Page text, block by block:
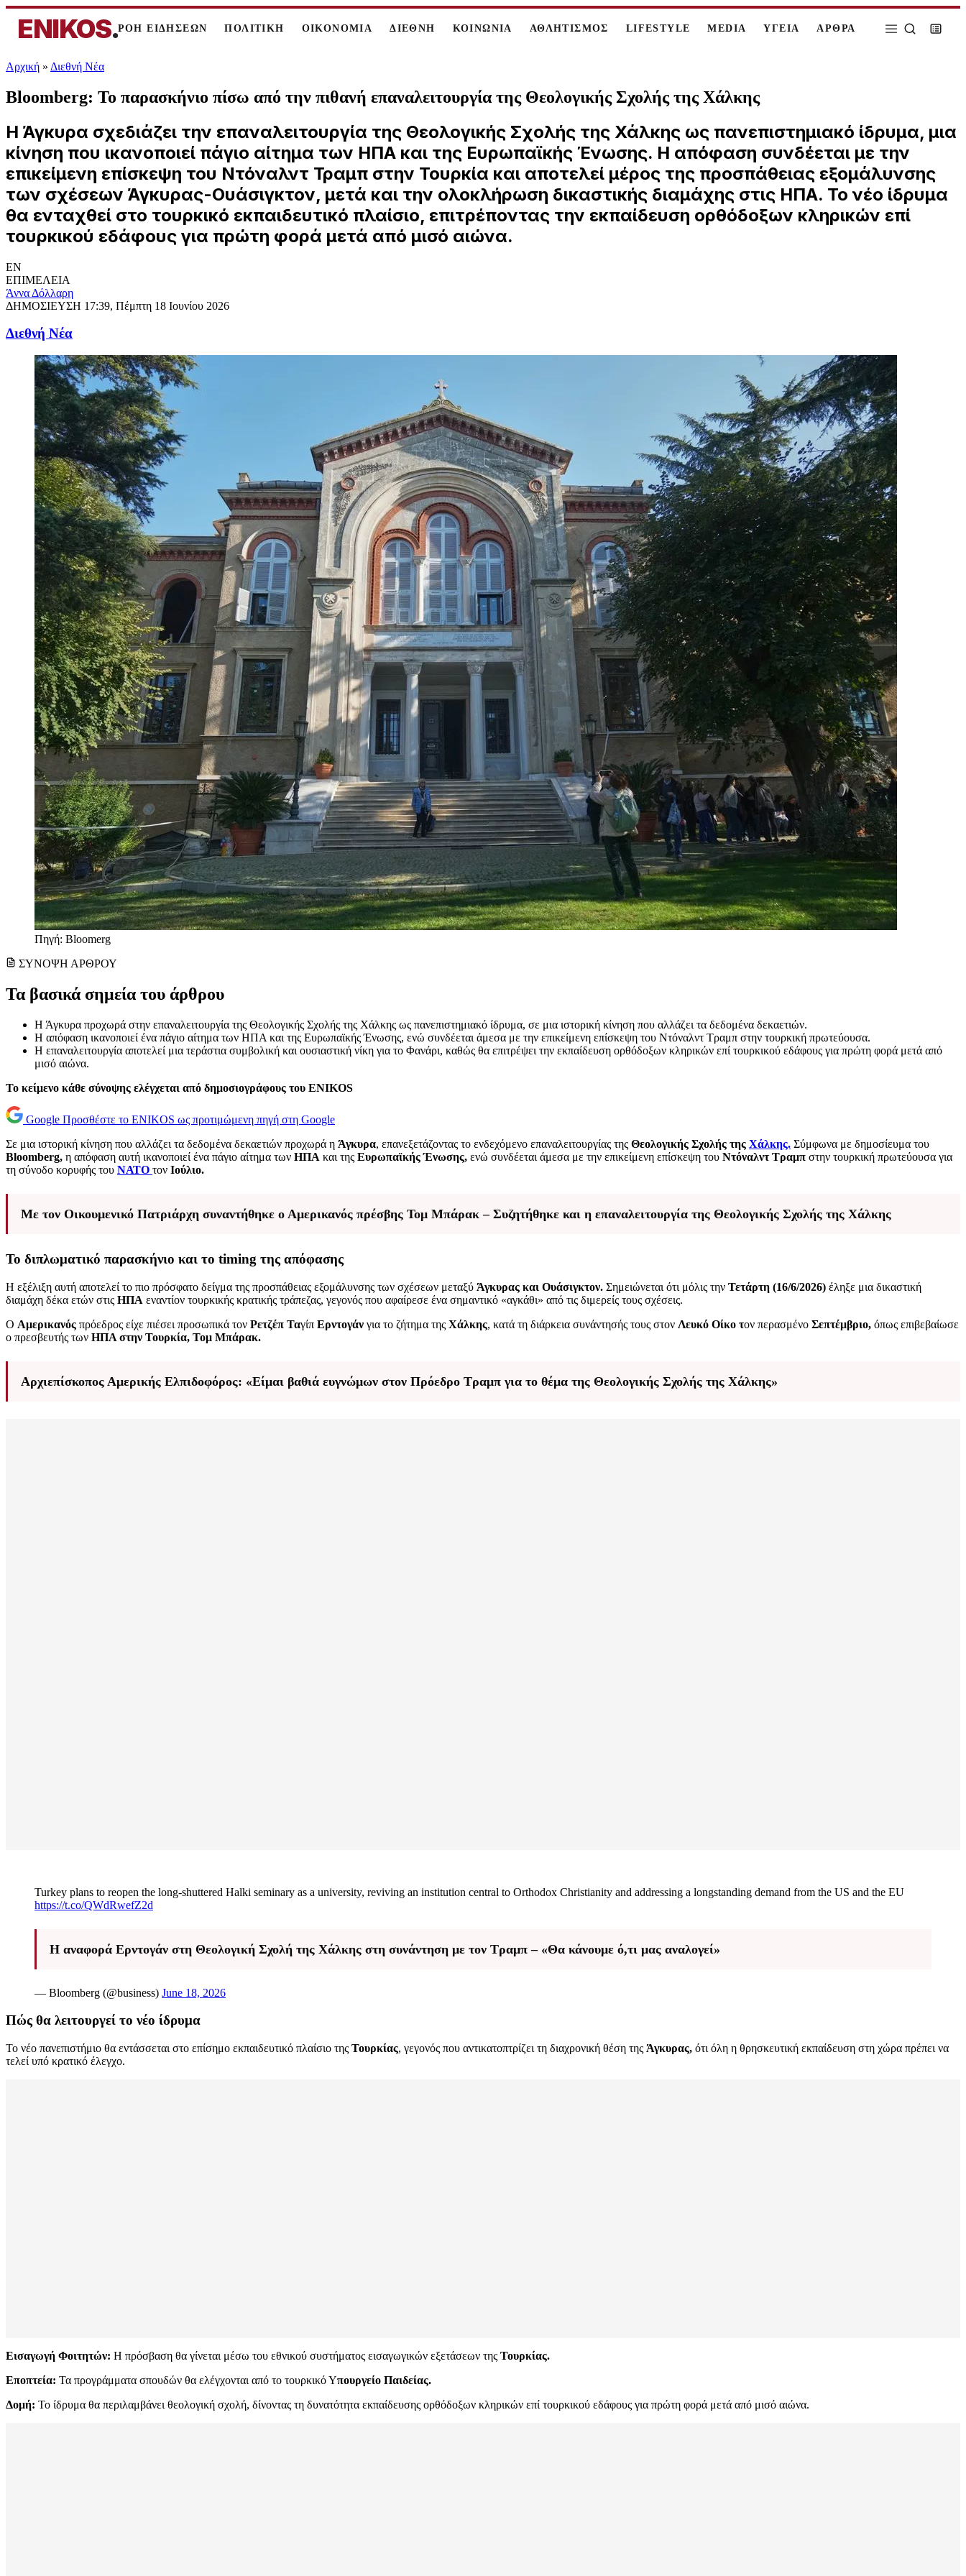
ENIKOS.ΡΟΗ ΕΙΔΗΣΕΩΝ ΠΟΛΙΤΙΚΗ ΟΙΚΟΝΟΜΙΑ ΔΙΕΘΝΗ ΚΟΙΝΩΝΙΑ ΑΘΛΗΤΙΣΜΟΣ LIFESTYLE MEDIA ΥΓΕΙΑ ΑΡΘΡΑ
Αρχική » Διεθνή Νέα
Bloomberg: Το παρασκήνιο πίσω από την πιθανή επαναλειτουργία της Θεολογικής Σχολής της Χάλκης
Η Άγκυρα σχεδιάζει την επαναλειτουργία της Θεολογικής Σχολής της Χάλκης ως πανεπιστημιακό ίδρυμα, μια
κίνηση που ικανοποιεί πάγιο αίτημα των ΗΠΑ και της Ευρωπαϊκής Ένωσης. Η απόφαση συνδέεται με την
επικείμενη επίσκεψη του Ντόναλντ Τραμπ στην Τουρκία και αποτελεί μέρος της προσπάθειας εξομάλυνσης
των σχέσεων Άγκυρας-Ουάσιγκτον, μετά και την ολοκλήρωση δικαστικής διαμάχης στις ΗΠΑ. Το νέο ίδρυμα
θα ενταχθεί στο τουρκικό εκπαιδευτικό πλαίσιο, επιτρέποντας την εκπαίδευση ορθόδοξων κληρικών επί
τουρκικού εδάφους για πρώτη φορά μετά από μισό αιώνα.
EN
ΕΠΙΜΕΛΕΙΑ
Άννα Δόλλαρη
ΔΗΜΟΣΙΕΥΣΗ 17:39, Πέμπτη 18 Ιουνίου 2026
Διεθνή Νέα
Πηγή: Bloomerg
ΣΥΝΟΨΗ ΑΡΘΡΟΥ
Τα βασικά σημεία του άρθρου
Η Άγκυρα προχωρά στην επαναλειτουργία της Θεολογικής Σχολής της Χάλκης ως πανεπιστημιακό ίδρυμα, σε μια ιστορική κίνηση που αλλάζει τα δεδομένα δεκαετιών.
Η απόφαση ικανοποιεί ένα πάγιο αίτημα των ΗΠΑ και της Ευρωπαϊκής Ένωσης, ενώ συνδέεται άμεσα με την επικείμενη επίσκεψη του Ντόναλντ Τραμπ στην τουρκική πρωτεύουσα.
Η επαναλειτουργία αποτελεί μια τεράστια συμβολική και ουσιαστική νίκη για το Φανάρι, καθώς θα επιτρέψει την εκπαίδευση ορθόδοξων κληρικών επί τουρκικού εδάφους για πρώτη φορά μετά από
μισό αιώνα.
Το κείμενο κάθε σύνοψης ελέγχεται από δημοσιογράφους του ENIKOS
Google Προσθέστε το ENIKOS ως προτιμώμενη πηγή στη Google
Σε μια ιστορική κίνηση που αλλάζει τα δεδομένα δεκαετιών προχωρά η Άγκυρα, επανεξετάζοντας το ενδεχόμενο επαναλειτουργίας της Θεολογικής Σχολής της Χάλκης. Σύμφωνα με δημοσίευμα του
Bloomberg, η απόφαση αυτή ικανοποιεί ένα πάγιο αίτημα των ΗΠΑ και της Ευρωπαϊκής Ένωσης, ενώ συνδέεται άμεσα με την επικείμενη επίσκεψη του Ντόναλντ Τραμπ στην τουρκική πρωτεύουσα για
τη σύνοδο κορυφής του ΝΑΤΟ τον Ιούλιο.
Με τον Οικουμενικό Πατριάρχη συναντήθηκε ο Αμερικανός πρέσβης Τομ Μπάρακ – Συζητήθηκε και η επαναλειτουργία της Θεολογικής Σχολής της Χάλκης
Το διπλωματικό παρασκήνιο και το timing της απόφασης
Η εξέλιξη αυτή αποτελεί το πιο πρόσφατο δείγμα της προσπάθειας εξομάλυνσης των σχέσεων μεταξύ Άγκυρας και Ουάσιγκτον. Σημειώνεται ότι μόλις την Τετάρτη (16/6/2026) έληξε μια δικαστική
διαμάχη δέκα ετών στις ΗΠΑ εναντίον τουρκικής κρατικής τράπεζας, γεγονός που αφαίρεσε ένα σημαντικό «αγκάθι» από τις διμερείς τους σχέσεις.
Ο Αμερικανός πρόεδρος είχε πιέσει προσωπικά τον Ρετζέπ Ταγίπ Ερντογάν για το ζήτημα της Χάλκης, κατά τη διάρκεια συνάντησής τους στον Λευκό Οίκο τον περασμένο Σεπτέμβριο, όπως επιβεβαίωσε
ο πρεσβευτής των ΗΠΑ στην Τουρκία, Τομ Μπάρακ.
Αρχιεπίσκοπος Αμερικής Ελπιδοφόρος: «Είμαι βαθιά ευγνώμων στον Πρόεδρο Τραμπ για το θέμα της Θεολογικής Σχολής της Χάλκης»
Turkey plans to reopen the long-shuttered Halki seminary as a university, reviving an institution central to Orthodox Christianity and addressing a longstanding demand from the US and the EU
https://t.co/QWdRwefZ2d
Η αναφορά Ερντογάν στη Θεολογική Σχολή της Χάλκης στη συνάντηση με τον Τραμπ – «Θα κάνουμε ό,τι μας αναλογεί»
— Bloomberg (@business) June 18, 2026
Πώς θα λειτουργεί το νέο ίδρυμα
Το νέο πανεπιστήμιο θα εντάσσεται στο επίσημο εκπαιδευτικό πλαίσιο της Τουρκίας, γεγονός που αντικατοπτρίζει τη διαχρονική θέση της Άγκυρας, ότι όλη η θρησκευτική εκπαίδευση στη χώρα πρέπει να
τελεί υπό κρατικό έλεγχο.
Εισαγωγή Φοιτητών: Η πρόσβαση θα γίνεται μέσω του εθνικού συστήματος εισαγωγικών εξετάσεων της Τουρκίας.
Εποπτεία: Τα προγράμματα σπουδών θα ελέγχονται από το τουρκικό Υπουργείο Παιδείας.
Δομή: Το ίδρυμα θα περιλαμβάνει θεολογική σχολή, δίνοντας τη δυνατότητα εκπαίδευσης ορθόδοξων κληρικών επί τουρκικού εδάφους για πρώτη φορά μετά από μισό αιώνα.